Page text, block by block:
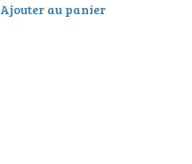
Ajouter au panier